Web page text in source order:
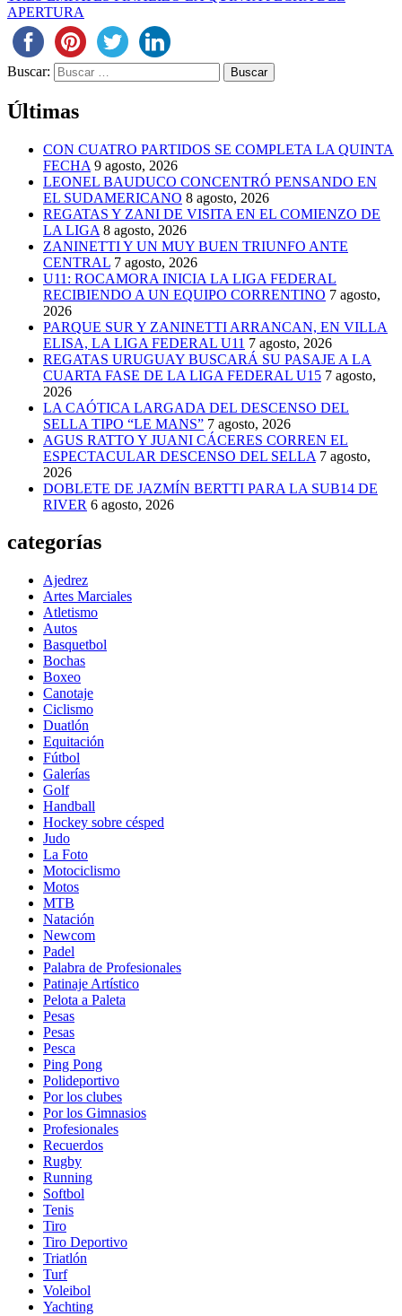
APERTURA
Buscar:
Últimas
CON CUATRO PARTIDOS SE COMPLETA LA QUINTA
FECHA 9 agosto, 2026
LEONEL BAUDUCO CONCENTRÓ PENSANDO EN
EL SUDAMERICANO 8 agosto, 2026
REGATAS Y ZANI DE VISITA EN EL COMIENZO DE
LA LIGA 8 agosto, 2026
ZANINETTI Y UN MUY BUEN TRIUNFO ANTE
CENTRAL 7 agosto, 2026
U11: ROCAMORA INICIA LA LIGA FEDERAL
RECIBIENDO A UN EQUIPO CORRENTINO 7 agosto,
2026
PARQUE SUR Y ZANINETTI ARRANCAN, EN VILLA
ELISA, LA LIGA FEDERAL U11 7 agosto, 2026
REGATAS URUGUAY BUSCARÁ SU PASAJE A LA
CUARTA FASE DE LA LIGA FEDERAL U15 7 agosto,
2026
LA CAÓTICA LARGADA DEL DESCENSO DEL
SELLA TIPO “LE MANS” 7 agosto, 2026
AGUS RATTO Y JUANI CÁCERES CORREN EL
ESPECTACULAR DESCENSO DEL SELLA 7 agosto,
2026
DOBLETE DE JAZMÍN BERTTI PARA LA SUB14 DE
RIVER 6 agosto, 2026
categorías
Ajedrez
Artes Marciales
Atletismo
Autos
Basquetbol
Bochas
Boxeo
Canotaje
Ciclismo
Duatlón
Equitación
Fútbol
Galerías
Golf
Handball
Hockey sobre césped
Judo
La Foto
Motociclismo
Motos
MTB
Natación
Newcom
Padel
Palabra de Profesionales
Patinaje Artístico
Pelota a Paleta
Pesas
Pesas
Pesca
Ping Pong
Polideportivo
Por los clubes
Por los Gimnasios
Profesionales
Recuerdos
Rugby
Running
Softbol
Tenis
Tiro
Tiro Deportivo
Triatlón
Turf
Voleibol
Yachting